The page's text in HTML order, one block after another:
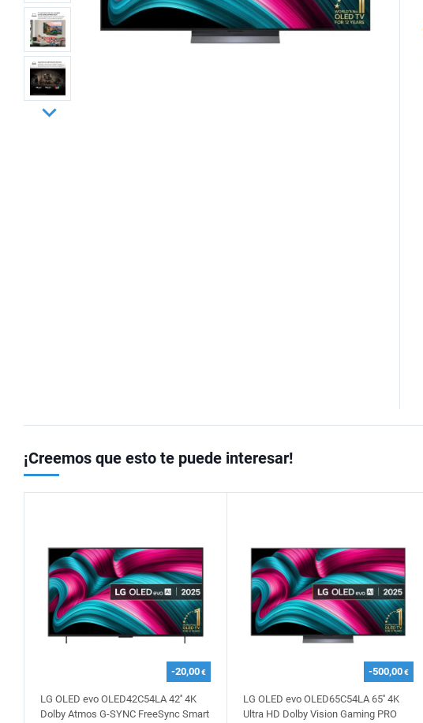
¡Creemos que esto te puede interesar!
-20,00€
LG OLED evo OLED42C54LA 42'' 4K
Dolby Atmos G-SYNC FreeSync Smart
-500,00€
LG OLED evo OLED65C54LA 65'' 4K
Ultra HD Dolby Vision Gaming PRO